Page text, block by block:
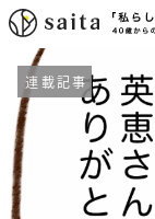
連載記事